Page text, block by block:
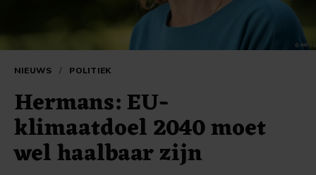
NIEUWS / POLITIEK
Hermans: EU-
klimaatdoel 2040 moet
wel haalbaar zijn